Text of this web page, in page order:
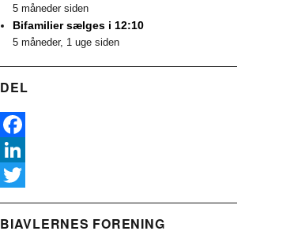
5 måneder siden
Bifamilier sælges i 12:10
5 måneder, 1 uge siden
DEL
F
a
e
L
nw
BIAVLERNES FORENING